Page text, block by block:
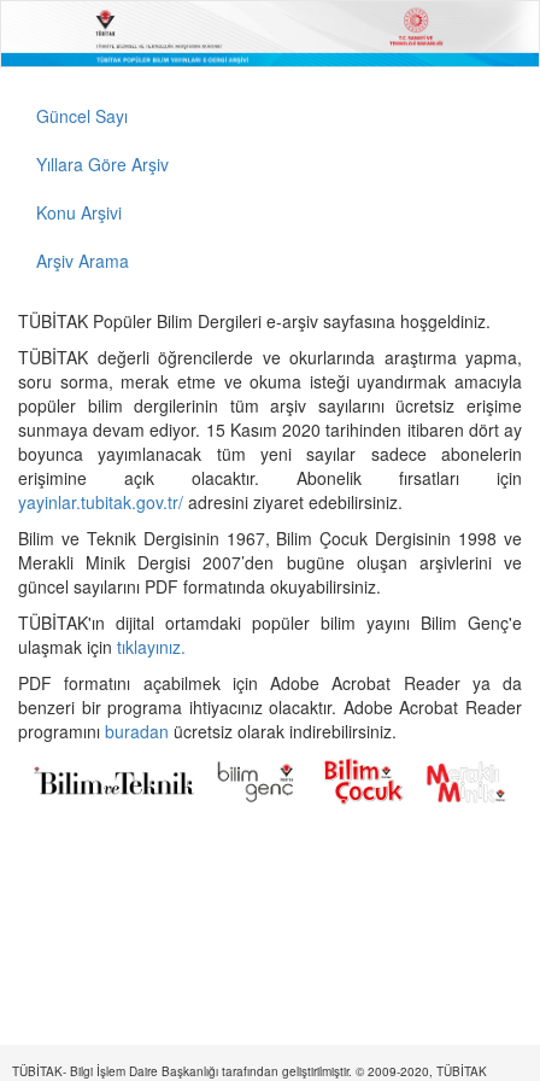
Güncel Sayı
Yıllara Göre Arşiv
Konu Arşivi
Arşiv Arama
TÜBİTAK Popüler Bilim Dergileri e-arşiv sayfasına hoşgeldiniz.
TÜBİTAK değerli öğrencilerde ve okurlarında araştırma yapma,
soru sorma, merak etme ve okuma isteği uyandırmak amacıyla
popüler bilim dergilerinin tüm arşiv sayılarını ücretsiz erişime
sunmaya devam ediyor. 15 Kasım 2020 tarihinden itibaren dört ay
boyunca yayımlanacak tüm yeni sayılar sadece abonelerin
erişimine açık olacaktır. Abonelik fırsatları için
yayinlar.tubitak.gov.tr/ adresini ziyaret edebilirsiniz.
Bilim ve Teknik Dergisinin 1967, Bilim Çocuk Dergisinin 1998 ve
Merakli Minik Dergisi 2007’den bugüne oluşan arşivlerini ve
güncel sayılarını PDF formatında okuyabilirsiniz.
TÜBİTAK'ın dijital ortamdaki popüler bilim yayını Bilim Genç'e
ulaşmak için tıklayınız.
PDF formatını açabilmek için Adobe Acrobat Reader ya da
benzeri bir programa ihtiyacınız olacaktır. Adobe Acrobat Reader
programını buradan ücretsiz olarak indirebilirsiniz.
TÜBİTAK- Bilgi İşlem Daire Başkanlığı tarafından geliştirilmiştir. © 2009-2020, TÜBİTAK